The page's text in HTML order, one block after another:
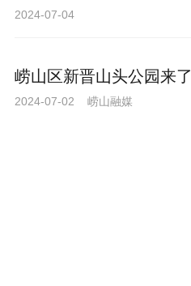
温
2024-07-04
崂山区新晋山头公园来了
2024-07-02 崂山融媒